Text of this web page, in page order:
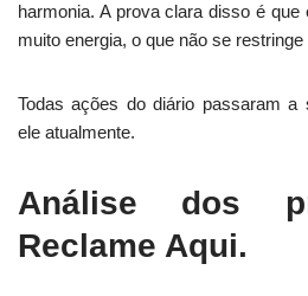
harmonia. A prova clara disso é
muito energia, o que não se
Todas ações do diário passaram a
ele atualmente.
Análise dos
Reclame Aqui.